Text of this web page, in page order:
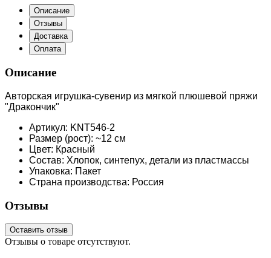
Описание
Отзывы
Доставка
Оплата
Описание
Авторская игрушка-сувенир из мягкой плюшевой пряжи
"Дракончик"
Артикул: KNT546-2
Размер (рост): ~12 см
Цвет: Красный
Состав: Хлопок, синтепух, детали из пластмассы
Упаковка: Пакет
Страна производства: Россия
Отзывы
Оставить отзыв
Отзывы о товаре отсутствуют.